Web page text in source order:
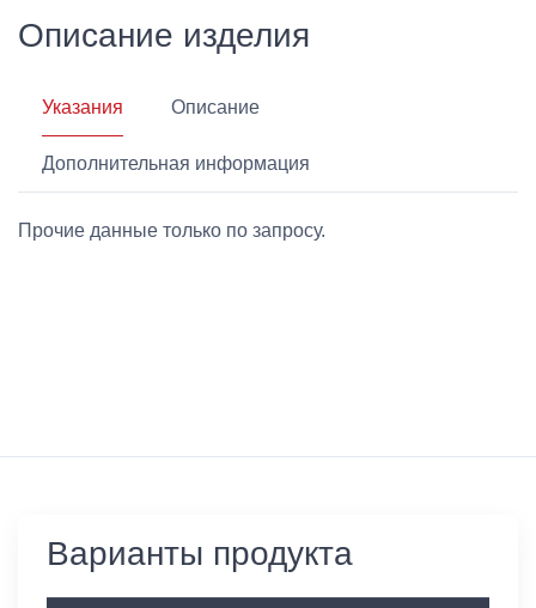
Описание изделия
Указания Описание
Дополнительная информация
Прочие данные только по запросу.
Варианты продукта